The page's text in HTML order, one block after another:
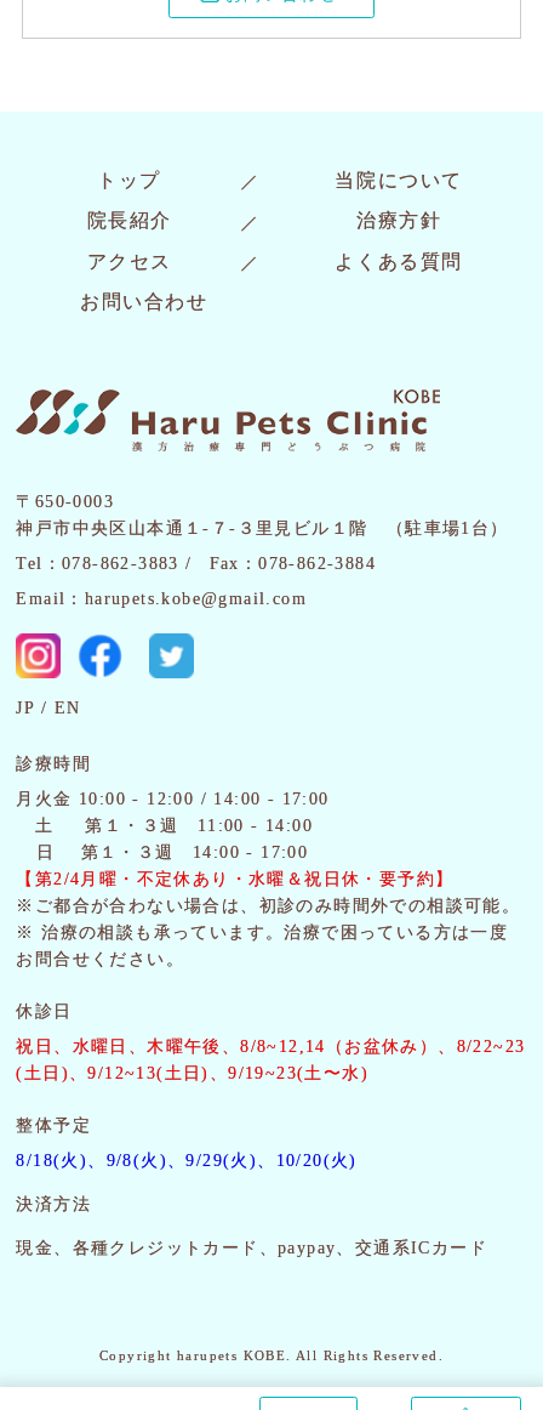
トップ
当院について
院長紹介
治療方針
アクセス
よくある質問
お問い合わせ
〒650-0003
神戸市中央区山本通１-７-３里見ビル１階 （駐車場1台）
Tel：078-862-3883 /
Fax：078-862-3884
Email：harupets.kobe@gmail.com
JP EN
診療時間
月火金 10:00 - 12:00 / 14:00 - 17:00
土
第１・３週 11:00 - 14:00
日 第１・３週 14:00 - 17:00
【第2/4月曜・ 不定休あり・水曜＆祝日休・要予約】
※ご都合が合わない場合は、初診のみ時間外での相談可能。
※ 治療の相談も承っています。治療で困っている方は一度
お問合せください。
休診日
祝日、水曜日、木曜午後
、8/8~12,14（お盆休み）、8/22~23
(土日)、9/12~13(土日)、9/19~23(土〜水)
整体予定
8/18(火)、9/8(火)、9/29(火)、10/20(火)
決済方法
現金、各種クレジットカード、paypay、交通系ICカード
Copyright harupets KOBE. All Rights Reserved.